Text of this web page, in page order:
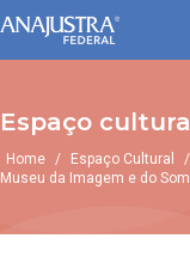
Espaço
Home / Espaço Cultural /
Museu da Imagem e do